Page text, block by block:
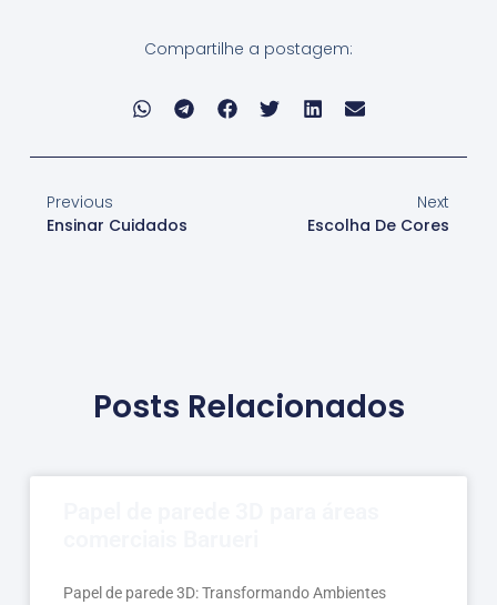
Compartilhe a postagem:
Previous
Ensinar Cuidados
Next
Escolha De Cores
Posts Relacionados
Papel de parede 3D: Transformando Ambientes